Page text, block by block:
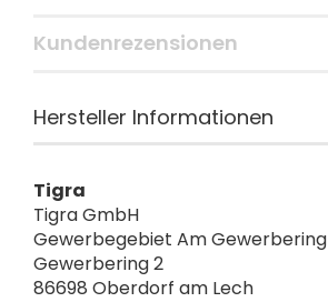
Kundenrezensionen
Hersteller Informationen
Tigra
Tigra GmbH
Gewerbegebiet Am Gewerbering
Gewerbering 2
86698 Oberdorf am Lech